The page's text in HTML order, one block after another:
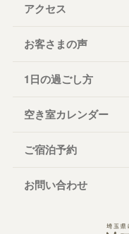
アクセス
お客さまの声
1日の過ごし方
空き室カレンダー
ご宿泊予約
お問い合わせ